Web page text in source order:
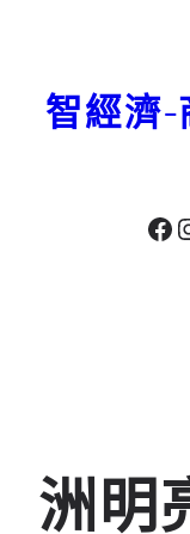
Facebook
智經濟-
洲明